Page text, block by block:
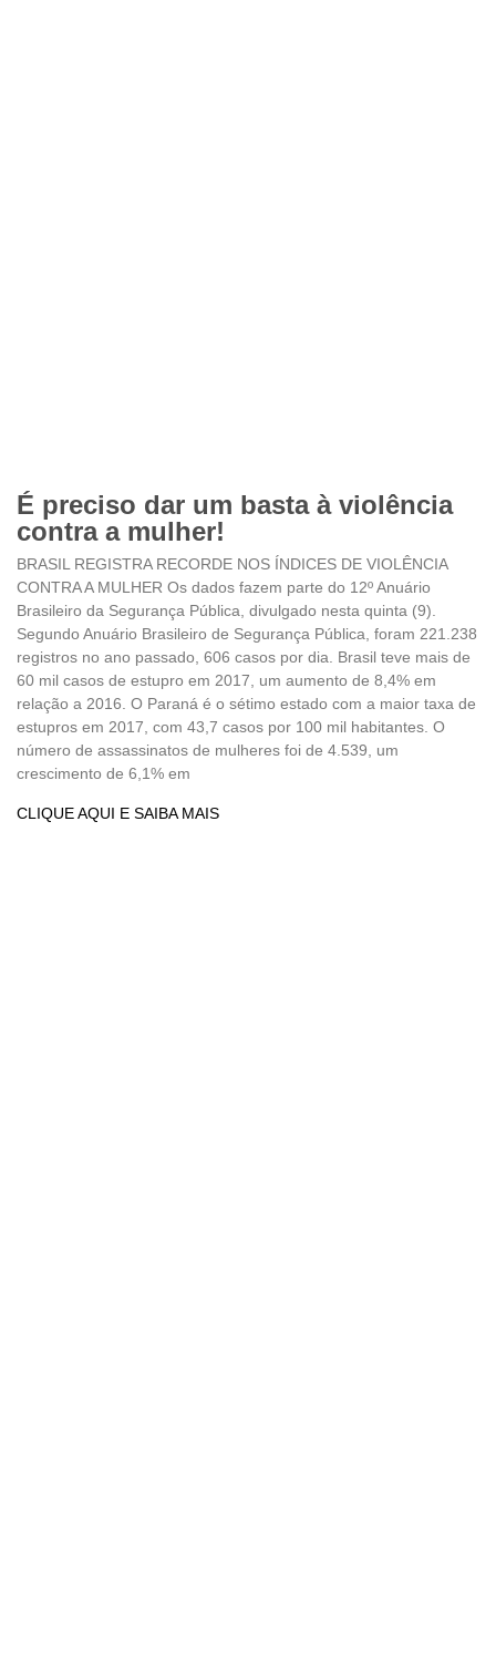
É preciso dar um basta à violência
contra a mulher!
BRASIL REGISTRA RECORDE NOS ÍNDICES DE VIOLÊNCIA
CONTRA A MULHER Os dados fazem parte do 12º Anuário
Brasileiro da Segurança Pública, divulgado nesta quinta (9).
Segundo Anuário Brasileiro de Segurança Pública, foram 221.238
registros no ano passado, 606 casos por dia. Brasil teve mais de
60 mil casos de estupro em 2017, um aumento de 8,4% em
relação a 2016. O Paraná é o sétimo estado com a maior taxa de
estupros em 2017, com 43,7 casos por 100 mil habitantes. O
número de assassinatos de mulheres foi de 4.539, um
crescimento de 6,1% em
CLIQUE AQUI E SAIBA MAIS